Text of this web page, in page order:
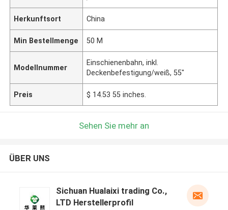
Herkunftsort China
Min Bestellmenge 50 M
Modellnummer
Einschienenbahn, inkl.
Deckenbefestigung/weiß, 55"
Preis $ 14.53 55 inches.
Sehen Sie mehr an
ÜBER UNS
Sichuan Hualaixi trading Co.,
LTD Herstellerprofil